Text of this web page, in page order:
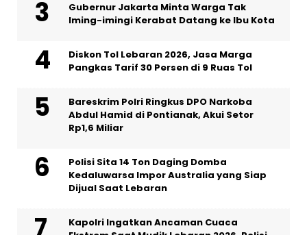
Gubernur Jakarta Minta Warga Tak
Iming-imingi Kerabat Datang ke Ibu Kota
Diskon Tol Lebaran 2026, Jasa Marga
Pangkas Tarif 30 Persen di 9 Ruas Tol
Bareskrim Polri Ringkus DPO Narkoba
Abdul Hamid di Pontianak, Akui Setor
Rp1,6 Miliar
Polisi Sita 14 Ton Daging Domba
Kedaluwarsa Impor Australia yang Siap
Dijual Saat Lebaran
Kapolri Ingatkan Ancaman Cuaca